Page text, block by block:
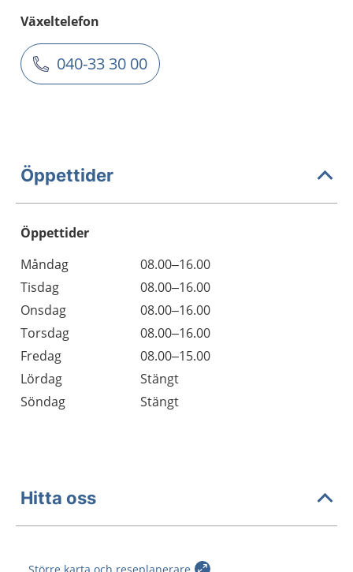
Växeltelefon
040-33 30 00
Öppettider
Öppettider
Dag
Öppettider
Kommentarer
Måndag
08.00–16.00
Tisdag
08.00–16.00
Onsdag
08.00–16.00
Torsdag
08.00–16.00
Fredag
08.00–15.00
Lördag
Stängt
Söndag
Stängt
Hitta oss